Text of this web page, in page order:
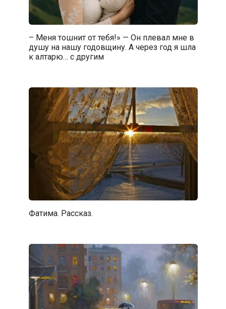
– Меня тошнит от тебя!» — Он плевал мне в
душу на нашу годовщину. А через год я шла
к алтарю… с другим
Фатима. Рассказ.